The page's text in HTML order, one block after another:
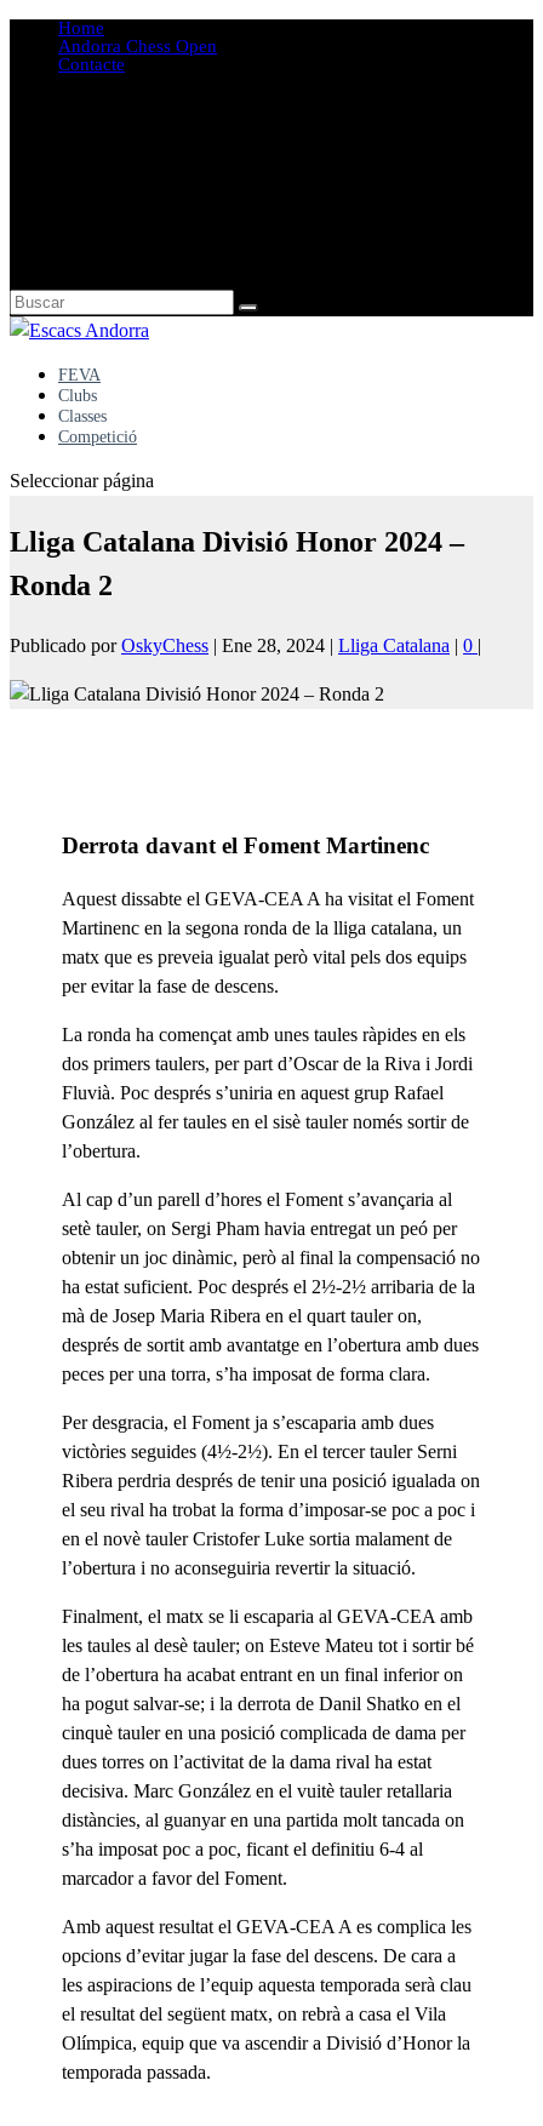
Home
Andorra Chess Open
Contacte
FEVA
Clubs
Classes
Competició
Seleccionar página
Lliga Catalana Divisió Honor 2024 –
Ronda 2
Publicado porOskyChess | Ene 28, 2024 | Lliga Catalana | 0 |
Derrota davant el Foment Martinenc
Aquest dissabte el GEVA-CEA A ha visitat el Foment
Martinenc en la segona ronda de la lliga catalana, un
matx que es preveia igualat però vital pels dos equips
per evitar la fase de descens.
La ronda ha començat amb unes taules ràpides en els
dos primers taulers, per part d’Oscar de la Riva i Jordi
Fluvià. Poc després s’uniria en aquest grup Rafael
González al fer taules en el sisè tauler només sortir de
l’obertura.
Al cap d’un parell d’hores el Foment s’avançaria al
setè tauler, on Sergi Pham havia entregat un peó per
obtenir un joc dinàmic, però al final la compensació no
ha estat suficient. Poc després el 2½-2½ arribaria de la
mà de Josep Maria Ribera en el quart tauler on,
després de sortit amb avantatge en l’obertura amb dues
peces per una torra, s’ha imposat de forma clara.
Per desgracia, el Foment ja s’escaparia amb dues
victòries seguides (4½-2½). En el tercer tauler Serni
Ribera perdria després de tenir una posició igualada on
el seu rival ha trobat la forma d’imposar-se poc a poc i
en el novè tauler Cristofer Luke sortia malament de
l’obertura i no aconseguiria revertir la situació.
Finalment, el matx se li escaparia al GEVA-CEA amb
les taules al desè tauler; on Esteve Mateu tot i sortir bé
de l’obertura ha acabat entrant en un final inferior on
ha pogut salvar-se; i la derrota de Danil Shatko en el
cinquè tauler en una posició complicada de dama per
dues torres on l’activitat de la dama rival ha estat
decisiva. Marc González en el vuitè tauler retallaria
distàncies, al guanyar en una partida molt tancada on
s’ha imposat poc a poc, ficant el definitiu 6-4 al
marcador a favor del Foment.
Amb aquest resultat el GEVA-CEA A es complica les
opcions d’evitar jugar la fase del descens. De cara a
les aspiracions de l’equip aquesta temporada serà clau
el resultat del següent matx, on rebrà a casa el Vila
Olímpica, equip que va ascendir a Divisió d’Honor la
temporada passada.